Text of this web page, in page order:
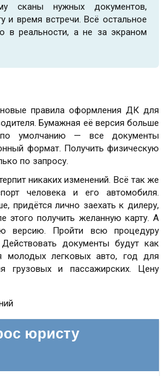
сканы нужных документов,
и время встречи. Всё остальное
в реальности, а не за экраном
правила оформления ДК для
Бумажная её версия больше
умолчанию — все документы
формат. Получить физическую
по запросу.
никаких изменений. Всё так же
человека и его автомобиля.
придётся лично заехать к дилеру,
этого получить желанную карту. А
версию. Пройти всю процедуру
документы будут как
легковых авто, год для
грузовых и пассажирских. Цену